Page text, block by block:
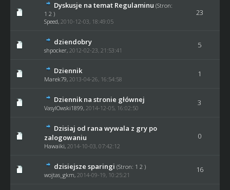
Dyskusje na temat Regulaminu (Stron:
1 2 )
Speed, 2010-12-03, 18:49:05
23
dziendobry
shpocker, 2012-02-23, 21:53:41
5
Dziennik
Marek79, 2013-04-26, 16:54:58
1
Dziennik na stronie głównej
VasylOwski1899, 2014-12-05, 16:02:50
3
Dzisiaj od rana wywala z gry po
zalogowaniu
Hawaiki, 2014-10-03, 07:42:12
0
dzisiejsze sparingi (Stron: 1 2 )
wojtas_gkm, 2014-09-19, 10:25:21
16